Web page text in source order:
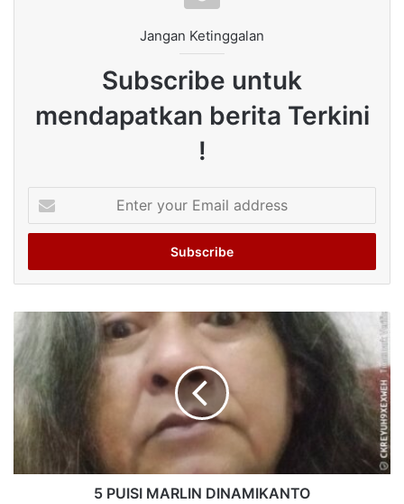
Jangan Ketinggalan
Subscribe untuk
mendapatkan berita Terkini
!
your
Email
5 PUISI MARLIN DINAMIKANTO